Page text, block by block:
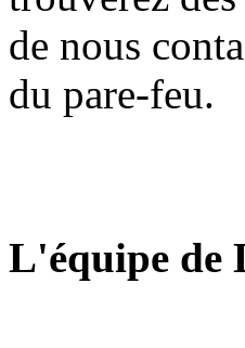
de nous
du pare-feu.
L'équipe de